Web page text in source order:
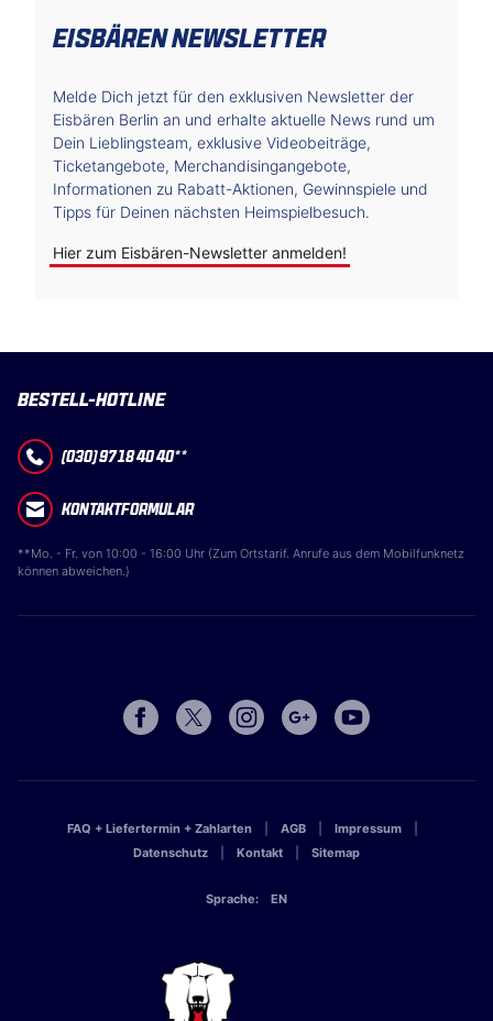
EISBÄREN NEWSLETTER
Melde Dich jetzt für den exklusiven Newsletter der
Eisbären Berlin an und erhalte aktuelle News rund um
Dein Lieblingsteam, exklusive Videobeiträge,
Ticketangebote, Merchandisingangebote,
Informationen zu Rabatt-Aktionen, Gewinnspiele und
Tipps für Deinen nächsten Heimspielbesuch.
Hier zum Eisbären-Newsletter anmelden!
BESTELL-HOTLINE
(030) 97 18 40 40**
KONTAKTFORMULAR
**Mo. - Fr. von 10:00 - 16:00 Uhr (Zum Ortstarif. Anrufe aus dem Mobilfunknetz
können abweichen.)
FAQ + Liefertermin + Zahlarten AGB
Impressum
Datenschutz
Kontakt Sitemap
Sprache: EN